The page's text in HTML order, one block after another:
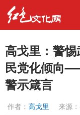
高戈里：警
民党化倾向
警示箴言
作者： 高戈里 来源